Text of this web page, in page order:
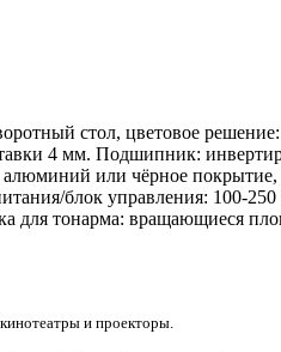
стол, цветовое
4 мм. Подшипник:
или чёрное
блок управления:
для тонарма: вращающиеся
и проекторы.